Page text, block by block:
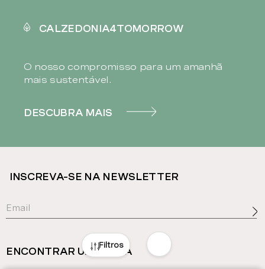
CALZEDONIA4TOMORROW
O nosso compromisso para um amanhã
mais sustentável.
DESCUBRA MAIS
INSCREVA-SE NA NEWSLETTER
ENCONTRAR UMA LOJA